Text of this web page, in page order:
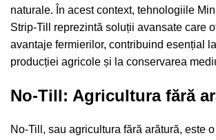
naturale. În acest context, tehnologiile
Strip-Till reprezintă soluții avansate care
avantaje fermierilor, contribuind esențial
producției agricole și la conservarea
No-Till: Agricultura fără
No-Till, sau agricultura fără arătură, este